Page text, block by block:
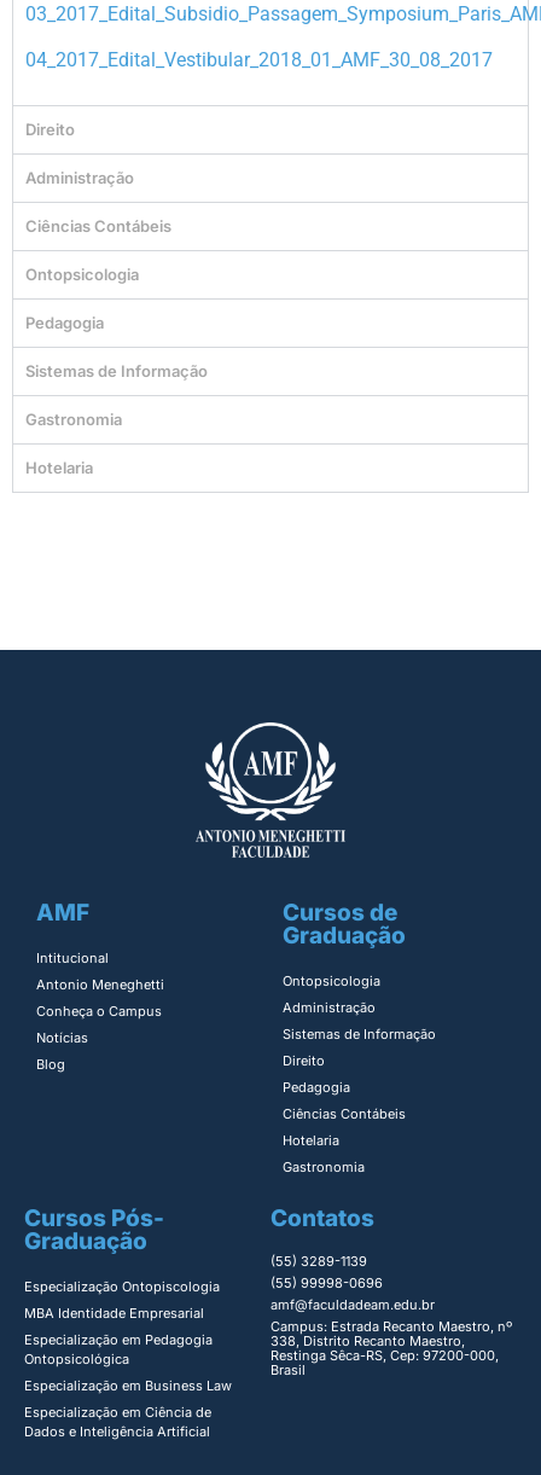
04_2017_Edital_Vestibular_2018_01_AMF_30_08_2017
Direito
Administração
Ciências Contábeis
Ontopsicologia
Pedagogia
Sistemas de Informação
Gastronomia
Hotelaria
AMF
Intitucional
Antonio Meneghetti
Conheça o Campus
Notícias
Blog
Cursos de
Graduação
Ontopsicologia ​
Administração​
Sistemas de Informação​
Direito​
Pedagogia
Ciências Contábeis
Hotelaria
Gastronomia
Cursos Pós-
Graduação
Especialização Ontopiscologia ​
MBA Identidade Empresarial​
Especialização em Pedagogia
Ontopsicológica​
Especialização em Business Law
Especialização em Ciência de
Dados e Inteligência Artificial
Contatos
(55) 3289-1139
(55) 99998-0696
amf@faculdadeam.edu.br
Campus: Estrada Recanto Maestro, nº
338, Distrito Recanto Maestro,
Restinga Sêca-RS, Cep: 97200-000,
Brasil